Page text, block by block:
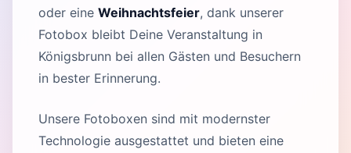
oder eine Weihnachtsfeier, dank unserer
Fotobox bleibt Deine Veranstaltung in
Königsbrunn bei allen Gästen und Besuchern
in bester Erinnerung.
Unsere Fotoboxen sind mit modernster
Technologie ausgestattet und bieten eine